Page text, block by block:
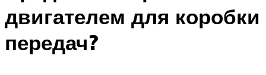
двигателем для коробки
передач?